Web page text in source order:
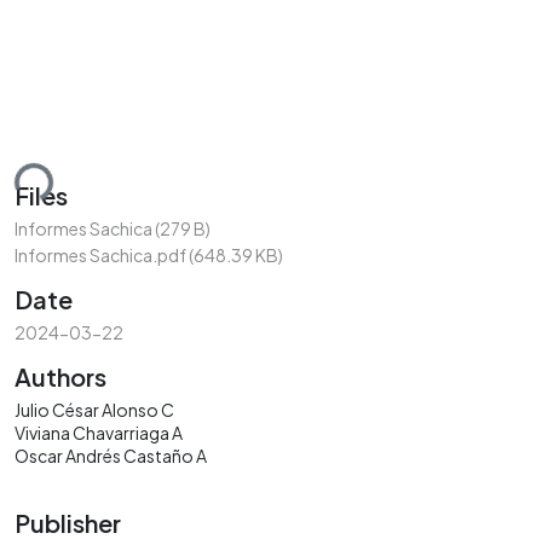
Files
Informes Sachica (279 B)
Informes Sachica.pdf(648.39 KB)
Date
2024-03-22
Authors
Julio César Alonso C
Viviana Chavarriaga A
Oscar Andrés Castaño A
Publisher